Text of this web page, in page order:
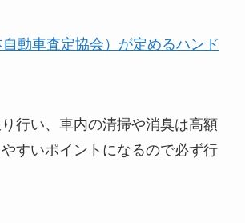
動車査定協会）が定めるハンド
行い、車内の清掃や消臭は高額
すいポイントになるので必ず行